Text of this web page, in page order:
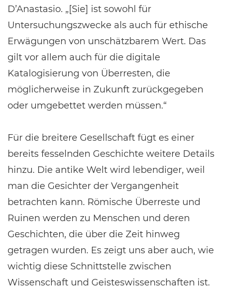
D’Anastasio. „[Sie] ist sowohl für
Untersuchungszwecke als auch für ethische
Erwägungen von unschätzbarem Wert. Das
gilt vor allem auch für die digitale
Katalogisierung von Überresten, die
möglicherweise in Zukunft zurückgegeben
oder umgebettet werden müssen.“
Für die breitere Gesellschaft fügt es einer
bereits fesselnden Geschichte weitere Details
hinzu. Die antike Welt wird lebendiger, weil
man die Gesichter der Vergangenheit
betrachten kann. Römische Überreste und
Ruinen werden zu Menschen und deren
Geschichten, die über die Zeit hinweg
getragen wurden. Es zeigt uns aber auch, wie
wichtig diese Schnittstelle zwischen
Wissenschaft und Geisteswissenschaften ist.